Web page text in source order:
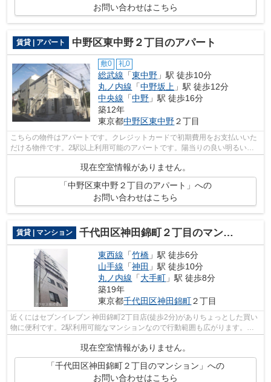
お問い合わせはこちら
賃貸 | アパート 中野区東中野２丁目のアパート
敷0 礼0
総武線 「東中野 」駅 徒歩10分
丸ノ内線 「中野坂上 」駅 徒歩12分
中央線 「中野 」駅 徒歩16分
築12年
東京都中野区東中野２丁目
こちらの物件はアパートです。クレジットカードで初期費用をお支払いいた
だける物件です。2駅以上利用可能のアパートです。陽当りの良い明るい環
境が魅力の一押し物件となっています。...
現在空室情報がありません。
「中野区東中野２丁目のアパート」への
お問い合わせはこちら
賃貸 | マンション 千代田区神田錦町２丁目のマンション
東西線 「竹橋 」駅 徒歩6分
山手線 「神田 」駅 徒歩10分
丸ノ内線 「大手町 」駅 徒歩8分
築19年
東京都千代田区神田錦町２丁目
近くにはセブンイレブン 神田錦町2丁目店(徒歩2分)がありちょっとした買い
物に便利です。2駅利用可能なマンションなので行動範囲も広がります。防
現在空室情報がありません。
「千代田区神田錦町２丁目のマンション」への
お問い合わせはこちら